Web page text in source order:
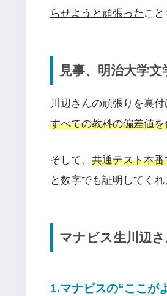
らせようと頑張った こ
見事、明治大学
川辺さんの頑張りを裏
すべての教科の偏差値
そして、 共通テスト本
と数字でも証明してくれ
マナビス生川辺
1.マナビスの“ここが